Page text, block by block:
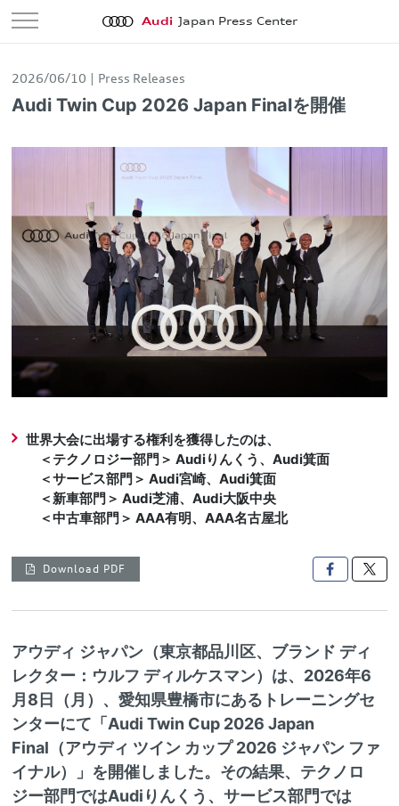
Audi Japan Press Center
2026/06/10 Press Releases
Audi Twin Cup 2026 Japan Finalを開催
世界大会に出場する権利を獲得したのは、
＜テクノロジー部門＞ Audiりんくう、Audi箕面
＜サービス部門＞ Audi宮崎、Audi箕面
＜新車部門＞ Audi芝浦、Audi大阪中央
＜中古車部門＞ AAA有明、AAA名古屋北
Download PDF 
アウディ ジャパン（東京都品川区、ブランド ディ
レクター：ウルフ ディルケスマン）は、2026年6
月8日（月）、愛知県豊橋市にあるトレーニングセ
ンターにて「Audi Twin Cup 2026 Japan
Final（アウディ ツイン カップ 2026 ジャパン ファ
イナル）」を開催しました。その結果、テクノロ
ジー部門ではAudiりんくう、サービス部門では